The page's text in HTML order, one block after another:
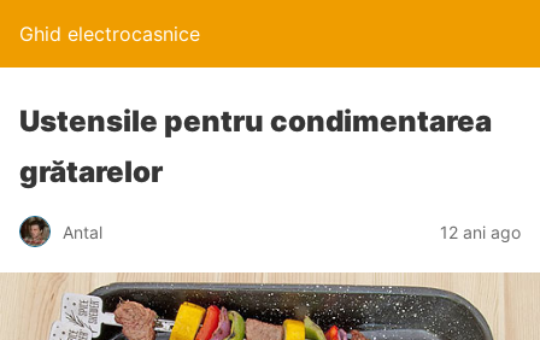
Ghid electrocasnice
Ustensile pentru condimentarea
grătarelor
Antal 12 ani ago